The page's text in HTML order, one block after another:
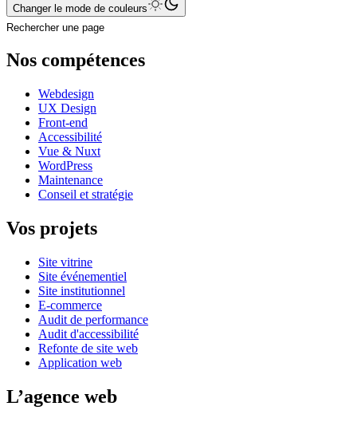
Changer le mode de couleurs
Rechercher une page
Nos compétences
Webdesign
UX Design
Front-end
Accessibilité
Vue & Nuxt
WordPress
Maintenance
Conseil et stratégie
Vos projets
Site vitrine
Site événementiel
Site institutionnel
E-commerce
Audit de performance
Audit d'accessibilité
Refonte de site web
Application web
L’agence web